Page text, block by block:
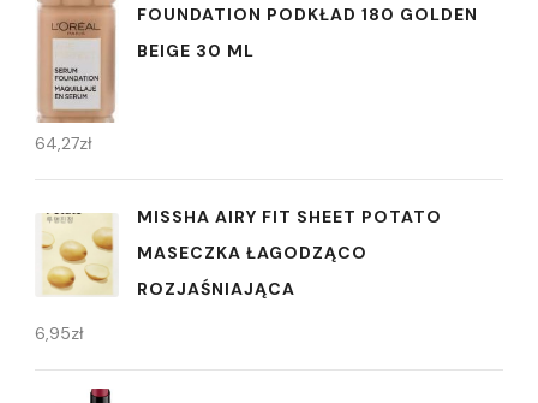
FOUNDATION PODKŁAD 180 GOLDEN
BEIGE 30 ML
64,27zł
MISSHA AIRY FIT SHEET POTATO
MASECZKA ŁAGODZĄCO
ROZJAŚNIAJĄCA
6,95zł